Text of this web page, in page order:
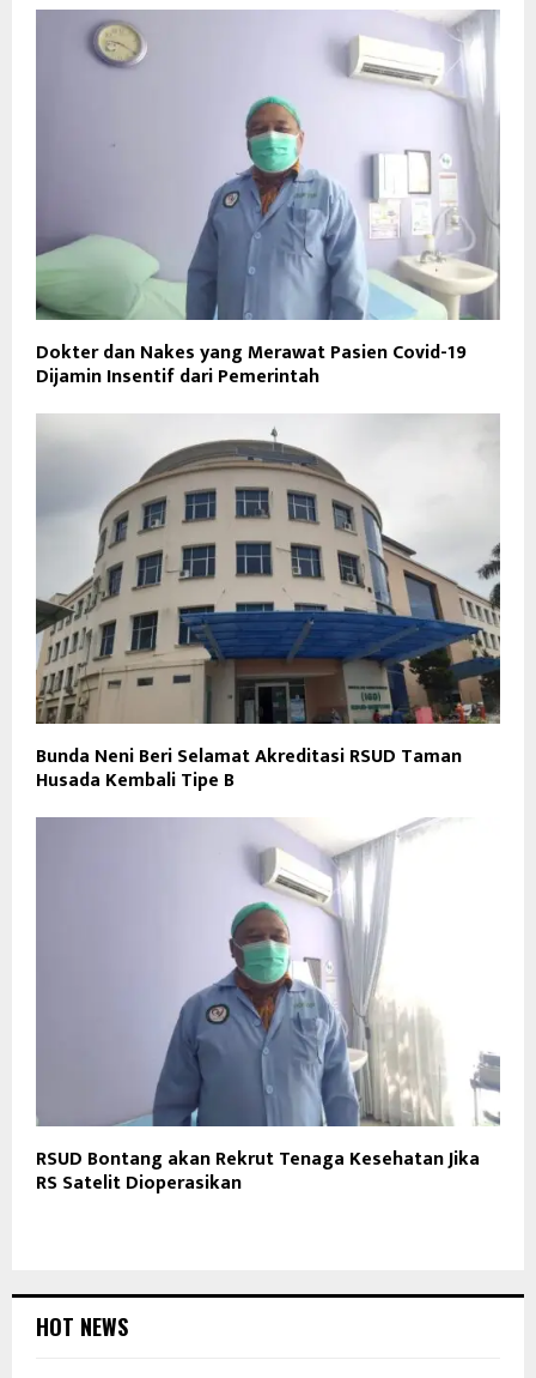
Dokter dan Nakes yang Merawat Pasien Covid-19
Dijamin Insentif dari Pemerintah
Bunda Neni Beri Selamat Akreditasi RSUD Taman
Husada Kembali Tipe B
RSUD Bontang akan Rekrut Tenaga Kesehatan Jika
RS Satelit Dioperasikan
HOT NEWS